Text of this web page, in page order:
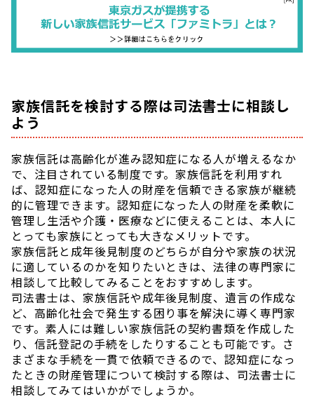
家族信託を検討する際は司法書士に相談し
よう
家族信託は高齢化が進み認知症になる人が増えるなか
で、注目されている制度です。家族信託を利用すれ
ば、認知症になった人の財産を信頼できる家族が継続
的に管理できます。認知症になった人の財産を柔軟に
管理し生活や介護・医療などに使えることは、本人に
とっても家族にとっても大きなメリットです。
家族信託と成年後見制度のどちらが自分や家族の状況
に適しているのかを知りたいときは、法律の専門家に
相談して比較してみることをおすすめします。
司法書士は、家族信託や成年後見制度、遺言の作成な
ど、高齢化社会で発生する困り事を解決に導く専門家
です。素人には難しい家族信託の契約書類を作成した
り、信託登記の手続をしたりすることも可能です。さ
まざまな手続を一貫で依頼できるので、認知症になっ
たときの財産管理について検討する際は、司法書士に
相談してみてはいかがでしょうか。